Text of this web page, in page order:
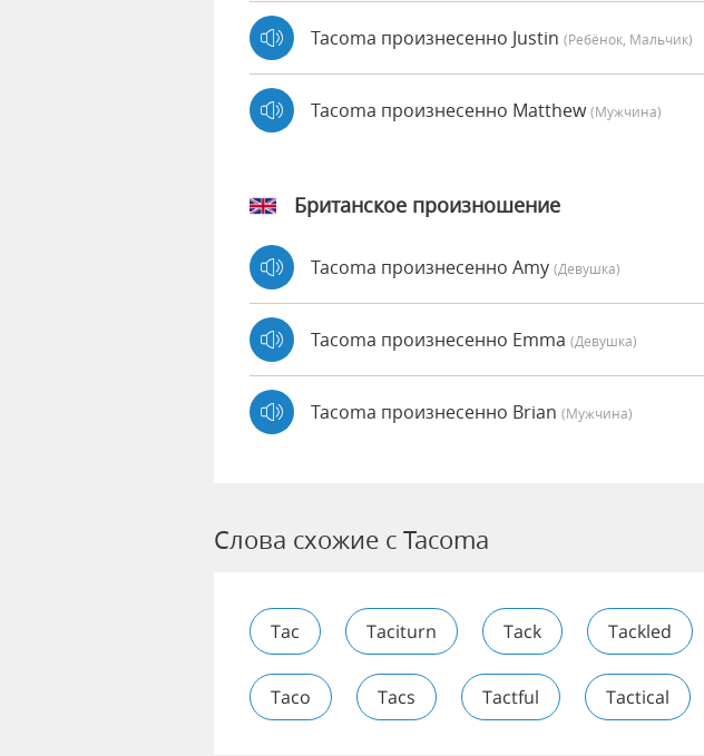
Tacoma произнесенно Justin (Ребёнок, Мальчик)
Tacoma произнесенно Matthew(мужчина)
Британское произношение
Tacoma произнесенно Amy (девушка)
Tacoma произнесенно Emma (девушка)
Tacoma произнесенно Brian (мужчина)
Слова схожие с Tacoma
Tac Taciturn Tack Tackled
Taco Tacs Tactful Tactical